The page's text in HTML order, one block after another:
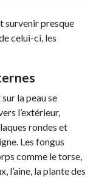
survenir presque
celui-ci, les
la peau se
l’extérieur,
rondes et
Les fongus
comme le torse,
l’aine, la plante des